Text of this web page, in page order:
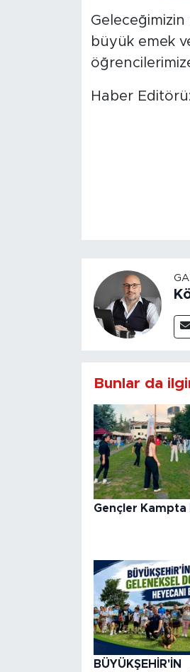
Geleceğimizin
büyük emek
Haber
Bunlar da
Gençler Kampta
BÜYÜKŞEHİR'İN